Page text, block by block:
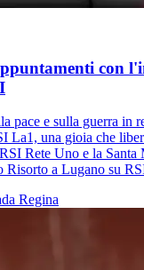
con
pace e sulla guerra in
La1, una gioia che
Rete Uno e la Santa
Risorto a Lugano su
Regina